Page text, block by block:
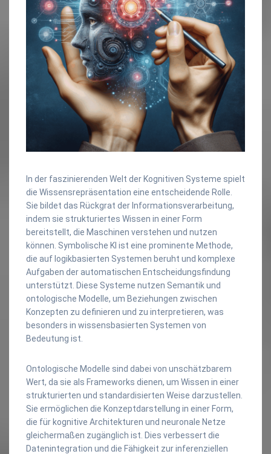
In der faszinierenden Welt der Kognitiven Systeme spielt
die Wissensrepräsentation eine entscheidende Rolle.
Sie bildet das Rückgrat der Informationsverarbeitung,
indem sie strukturiertes Wissen in einer Form
bereitstellt, die Maschinen verstehen und nutzen
können. Symbolische KI ist eine prominente Methode,
die auf logikbasierten Systemen beruht und komplexe
Aufgaben der automatischen Entscheidungsfindung
unterstützt. Diese Systeme nutzen Semantik und
ontologische Modelle, um Beziehungen zwischen
Konzepten zu definieren und zu interpretieren, was
besonders in wissensbasierten Systemen von
Bedeutung ist.
Ontologische Modelle sind dabei von unschätzbarem
Wert, da sie als Frameworks dienen, um Wissen in einer
strukturierten und standardisierten Weise darzustellen.
Sie ermöglichen die Konzeptdarstellung in einer Form,
die für kognitive Architekturen und neuronale Netze
gleichermaßen zugänglich ist. Dies verbessert die
Datenintegration und die Fähigkeit zur inferenziellen